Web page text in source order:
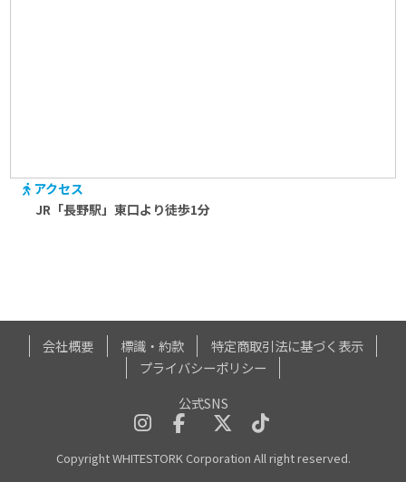
アクセス
JR「長野駅」東口より徒歩1分
会社概要 標識・約款
特定商取引法に基づく表示
プライバシーポリシー
公式SNS
Copyright WHITESTORK Corporation All right reserved.